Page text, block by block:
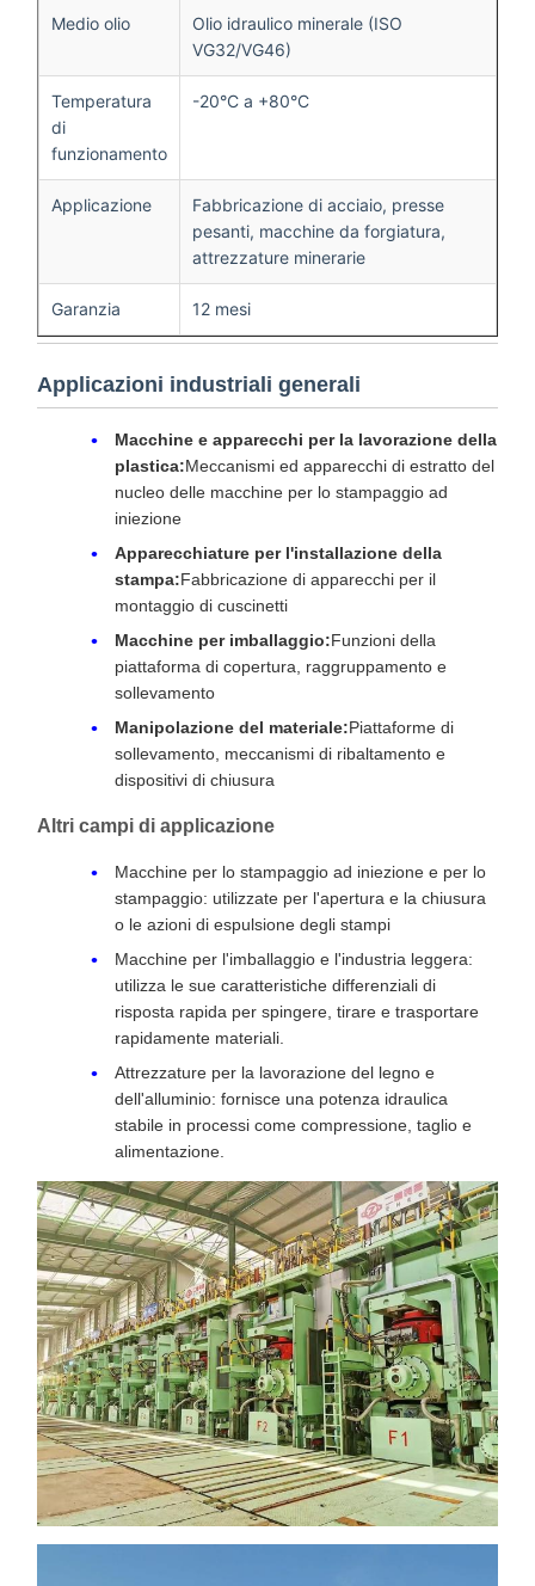
Medio olio
Olio idraulico minerale (ISO
VG32/VG46)
Temperatura
di
funzionamento
-20°C a +80°C
Applicazione
Fabbricazione di acciaio, presse
pesanti, macchine da forgiatura,
attrezzature minerarie
Garanzia 12 mesi
Applicazioni industriali generali
Macchine e apparecchi per la lavorazione della
plastica:Meccanismi ed apparecchi di estratto del
nucleo delle macchine per lo stampaggio ad
iniezione
Apparecchiature per l'installazione della
stampa:Fabbricazione di apparecchi per il
montaggio di cuscinetti
Macchine per imballaggio:Funzioni della
piattaforma di copertura, raggruppamento e
sollevamento
Manipolazione del materiale:Piattaforme di
sollevamento, meccanismi di ribaltamento e
dispositivi di chiusura
Altri campi di applicazione
Macchine per lo stampaggio ad iniezione e per lo
stampaggio: utilizzate per l'apertura e la chiusura
o le azioni di espulsione degli stampi
Macchine per l'imballaggio e l'industria leggera:
utilizza le sue caratteristiche differenziali di
risposta rapida per spingere, tirare e trasportare
rapidamente materiali.
Attrezzature per la lavorazione del legno e
dell'alluminio: fornisce una potenza idraulica
stabile in processi come compressione, taglio e
alimentazione.